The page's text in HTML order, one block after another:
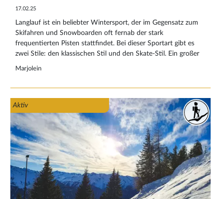
17.02.25
Langlauf ist ein beliebter Wintersport, der im Gegensatz zum
Skifahren und Snowboarden oft fernab der stark
frequentierten Pisten stattfindet. Bei dieser Sportart gibt es
zwei Stile: den klassischen Stil und den Skate-Stil. Ein großer
anstehen muss und die verschneite Landschaft in Ruhe
ersten Mal Langlaufen und suchen Sie nützliche Informationen
zu Technik, Ausrüstung und Regeln auf der Loipe? Dann lesen
Sie schnell weiter!
Marjolein
Aktiv